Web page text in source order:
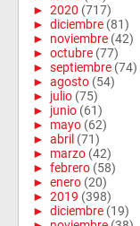
► 2020 (717)
► diciembre (81)
► noviembre (42)
► octubre (77)
► septiembre (74)
► agosto (54)
► julio (75)
► junio (61)
► mayo (62)
► abril (71)
► marzo (42)
► febrero (58)
► enero (20)
► 2019 (398)
► diciembre (19)